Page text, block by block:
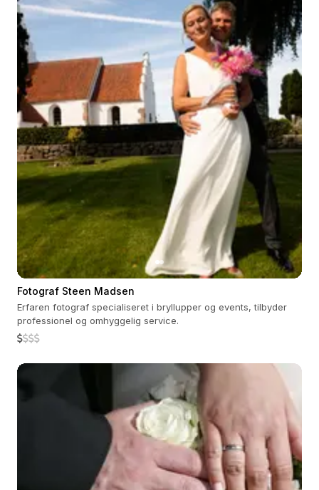
Fotograf Steen Madsen
Erfaren fotograf specialiseret i bryllupper og events, tilbyder
professionel og omhyggelig service.